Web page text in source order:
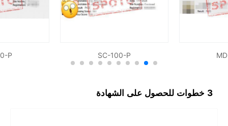
SC-100-P
P
3 خطوات للحصول على الشهادة